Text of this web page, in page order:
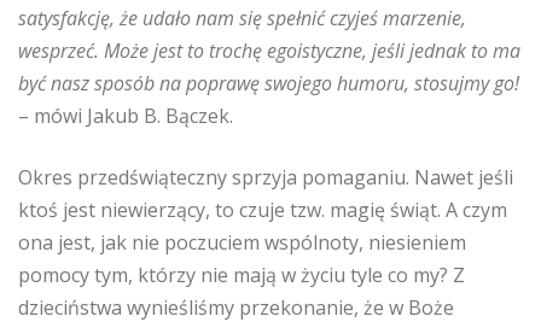
satysfakcję, że udało nam się spełnić czyjeś marzenie,
wesprzeć. Może jest to trochę egoistyczne, jeśli jednak to ma
być nasz sposób na poprawę swojego humoru, stosujmy go!
– mówi Jakub B. Bączek.
Okres przedświąteczny sprzyja pomaganiu. Nawet jeśli
ktoś jest niewierzący, to czuje tzw. magię świąt. A czym
ona jest, jak nie poczuciem wspólnoty, niesieniem
pomocy tym, którzy nie mają w życiu tyle co my? Z
dzieciństwa wynieśliśmy przekonanie, że w Boże